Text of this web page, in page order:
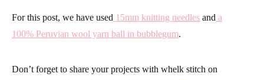
For this post, we have used 15mm knitting needles and a
100% Peruvian wool yarn ball in bubblegum.
Don’t forget to share your projects with whelk stitch on